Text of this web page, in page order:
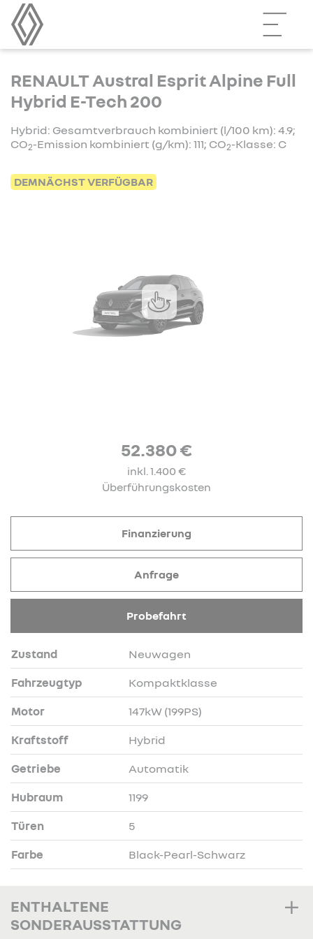
RENAULT Austral Esprit Alpine Full
Hybrid E-Tech 200
Hybrid: Gesamtverbrauch kombiniert (l/100 km): 4.9;
CO2-Emission kombiniert (g/km): 111; CO2-Klasse: C
DEMNÄCHST VERFÜGBAR
52.380 €
inkl. 1.400 €
Überführungskosten
Zustand Neuwagen
Fahrzeugtyp Kompaktklasse
Motor 147kW (199PS)
Kraftstoff Hybrid
Getriebe Automatik
Hubraum 1199
Türen 5
Farbe Black-Pearl-Schwarz
Finanzierung
Anfrage
Probefahrt
ENTHALTENE
SONDERAUSSTATTUNG